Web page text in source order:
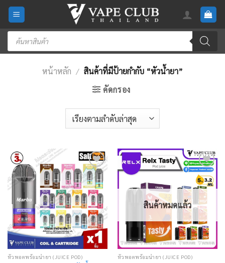
Skip
content
Products
search
หน้าหลัก / สินค้าที่มีป้ายกำกับ “หัวน้ำยา”
คัดกรอง
Add
to
wishlist
หัวพอตพร้อมน้ำยา (JUICE POD)
Add
to
wishlist
สินค้าหมดแล้ว
หัวพอตพร้อมน้ำยา (JUICE POD)